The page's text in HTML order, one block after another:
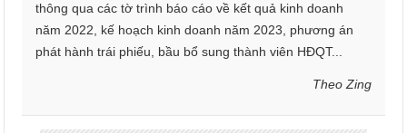
thông qua các tờ trình báo cáo về kết quả kinh doanh
năm 2022, kế hoạch kinh doanh năm 2023, phương án
phát hành trái phiếu, bầu bổ sung thành viên HĐQT...
Theo Zing